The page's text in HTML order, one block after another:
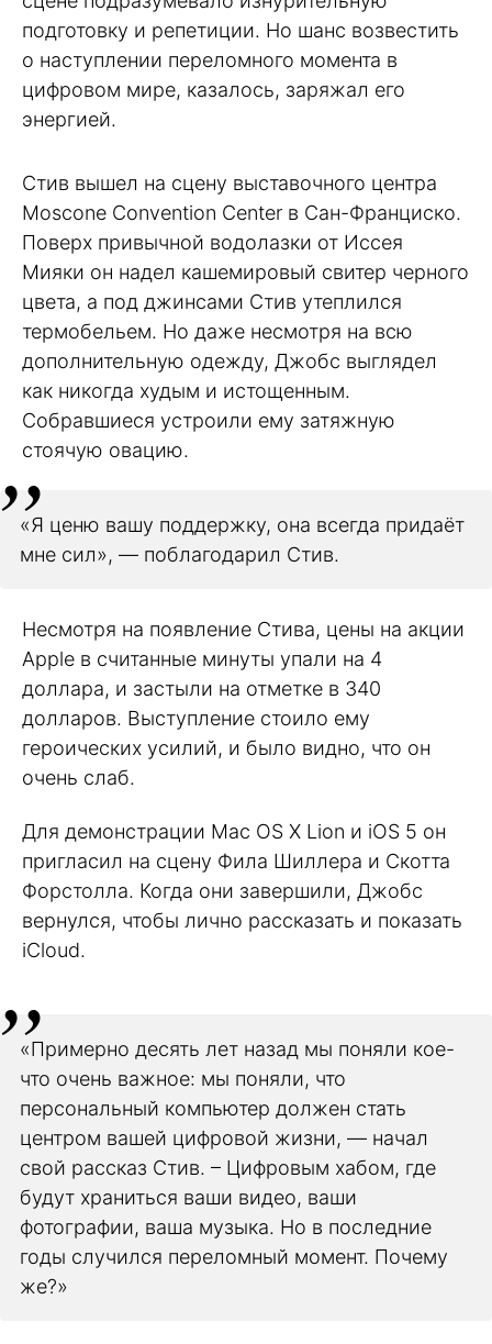
подготовку и репетиции. Но шанс возвестить
о наступлении переломного момента в
цифровом мире, казалось, заряжал его
энергией.
Стив вышел на сцену выставочного центра
Moscone Convention Center в Сан-Франциско.
Поверх привычной водолазки от Иссея
Мияки он надел кашемировый свитер черного
цвета, а под джинсами Стив утеплился
термобельем. Но даже несмотря на всю
дополнительную одежду, Джобс выглядел
как никогда худым и истощенным.
Собравшиеся устроили ему затяжную
стоячую овацию.
«Я ценю вашу поддержку, она всегда придаёт
мне сил», — поблагодарил Стив.
Несмотря на появление Стива, цены на акции
Apple в считанные минуты упали на 4
доллара, и застыли на отметке в 340
долларов. Выступление стоило ему
героических усилий, и было видно, что он
очень слаб.
Для демонстрации Mac OS X Lion и iOS 5 он
пригласил на сцену Фила Шиллера и Скотта
Форстолла. Когда они завершили, Джобс
вернулся, чтобы лично рассказать и показать
iCloud.
«Примерно десять лет назад мы поняли кое-
что очень важное: мы поняли, что
персональный компьютер должен стать
центром вашей цифровой жизни, — начал
свой рассказ Стив. – Цифровым хабом, где
будут храниться ваши видео, ваши
фотографии, ваша музыка. Но в последние
годы случился переломный момент. Почему
же?»